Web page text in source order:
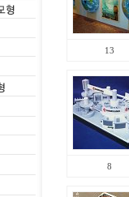
13
8